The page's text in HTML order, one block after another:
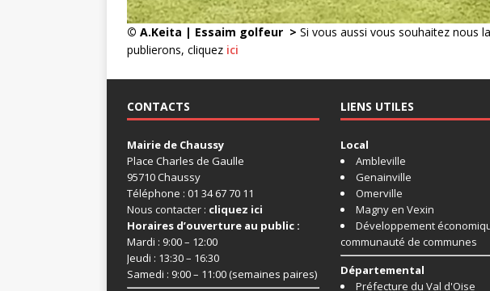
© A.Keita | Essaim golfeur > Si vous aussi vous souhaitez nous
publierons, cliquez ici
CONTACTS
Mairie de Chaussy
Place Charles de Gaulle
95710 Chaussy
Téléphone : 01 34 67 70 11
Nous contacter : cliquez ici
Horaires d’ouverture au public :
Mardi : 9:00 – 12:00
Jeudi : 13:30 – 16:30
Samedi : 9:00 – 11:00 (semaines paires)
LIENS UTILES
Local
Ambleville
Genainville
Omerville
Magny en Vexin
Développement
communauté de communes
Départemental
Préfecture du Val d'Oise